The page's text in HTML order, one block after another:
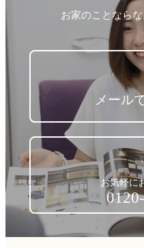
お家のことなら
メール
お気軽に